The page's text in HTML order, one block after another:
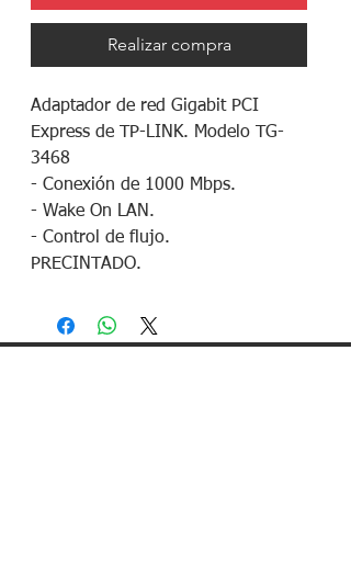
Realizar compra
Adaptador de red Gigabit PCI
Express de TP-LINK. Modelo TG-
3468
- Conexión de 1000 Mbps.
- Wake On LAN.
- Control de flujo.
PRECINTADO.